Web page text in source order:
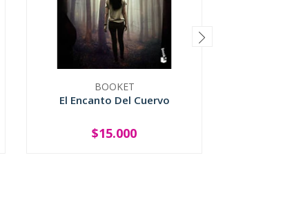
BOOKET
El Encanto Del Cuervo
+
$15.000